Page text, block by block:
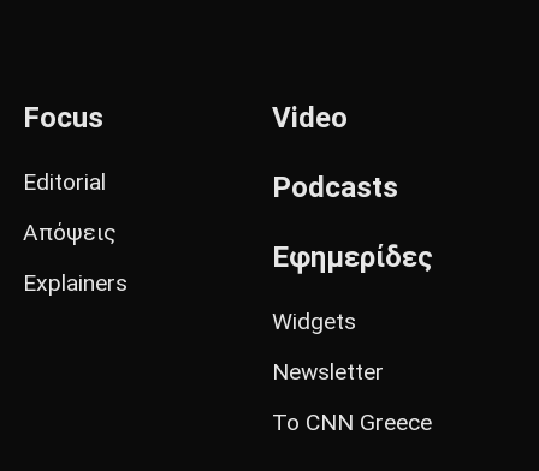
Focus
Editorial
Απόψεις
Explainers
Video
Podcasts
Εφημερίδες
Widgets
Newsletter
Το CNN Greece